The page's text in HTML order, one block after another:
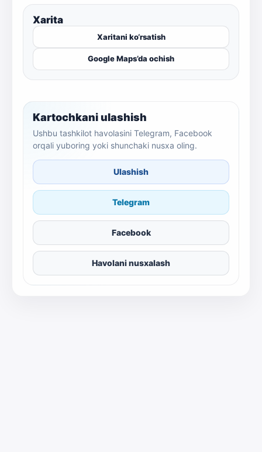
Xarita
Xaritani ko‘rsatish
Google Maps’da ochish
Kartochkani ulashish
Ushbu tashkilot havolasini Telegram, Facebook
orqali yuboring yoki shunchaki nusxa oling.
Ulashish
Telegram
Facebook
Havolani nusxalash